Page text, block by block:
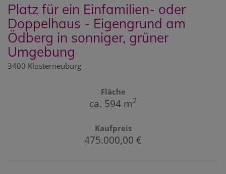
Platz für ein Einfamilien- oder
Doppelhaus - Eigengrund am
Ödberg in sonniger, grüner
Umgebung
3400 Klosterneuburg
Fläche
ca. 594 m2
Kaufpreis
475.000,00 €